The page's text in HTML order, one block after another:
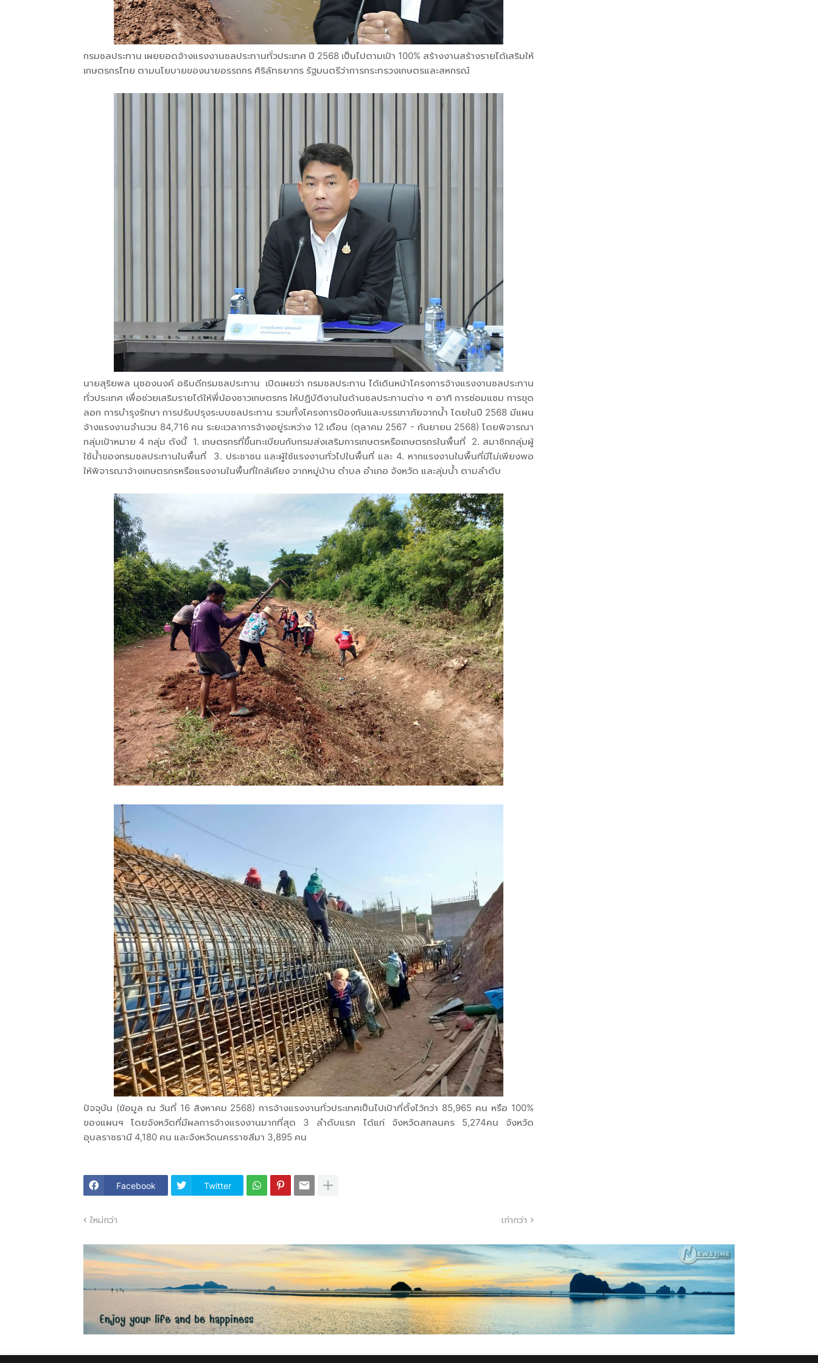
กรมชลประทาน เผยยอดจ้างแรงงานชลประทานทั่วประเทศ ปี 2568 เป็นไปตามเป้า 100% สร้างงานสร้างรายได้เสริมให้
เกษตรกรไทย ตามนโยบายของนายอรรถกร ศิริลัทธยากร รัฐมนตรีว่าการกระทรวงเกษตรและสหกรณ์
นายสุริยพล นุชองนงค์ อธิบดีกรมชลประทาน เปิดเผยว่า กรมชลประทาน ได้เดินหน้าโครงการจ้างแรงงานชลประทาน
ทั่วประเทศ เพื่อช่วยเสริมรายได้ให้พี่น้องชาวเกษตรกร ให้ปฏิบัติงานในด้านชลประทานต่าง ๆ อาทิ การซ่อมแซม การขุด
ลอก การบำรุงรักษา การปรับปรุงระบบชลประทาน รวมทั้งโครงการป้องกันและบรรเทาภัยจากน้ำ โดยในปี 2568 มีแผน
จ้างแรงงานจำนวน 84,716 คน ระยะเวลาการจ้างอยู่ระหว่าง 12 เดือน (ตุลาคม 2567 - กันยายน 2568) โดยพิจารณา
กลุ่มเป้าหมาย 4 กลุ่ม ดังนี้ 1. เกษตรกรที่ขึ้นทะเบียนกับกรมส่งเสริมการเกษตรหรือเกษตรกรในพื้นที่ 2. สมาชิกกลุ่มผู้
ใช้น้ำของกรมชลประทานในพื้นที่ 3. ประชาชน และผู้ใช้แรงงานทั่วไปในพื้นที่ และ 4. หากแรงงานในพื้นที่มีไม่เพียงพอ
ให้พิจารณาจ้างเกษตรกรหรือแรงงานในพื้นที่ใกล้เคียง จากหมู่บ้าน ตำบล อำเภอ จังหวัด และลุ่มน้ำ ตามลำดับ
ปัจจุบัน (ข้อมูล ณ วันที่ 16 สิงหาคม 2568) การจ้างแรงงานทั่วประเทศเป็นไปเป้าที่ตั้งไว้กว่า 85,965 คน หรือ 100%
ของแผนฯ โดยจังหวัดที่มีผลการจ้างแรงงานมากที่สุด 3 ลำดับแรก ได้แก่ จังหวัดสกลนคร 5,274คน จังหวัด
อุบลราชธานี 4,180 คน และจังหวัดนครราชสีมา 3,895 คน
Facebook Twitter
ใหม่กว่า เก่ากว่า